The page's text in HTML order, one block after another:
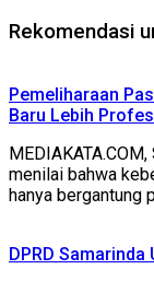
Rekomendasi
Pemeliharaan
Baru Lebih
menilai bahwa
hanya bergantung
DPRD